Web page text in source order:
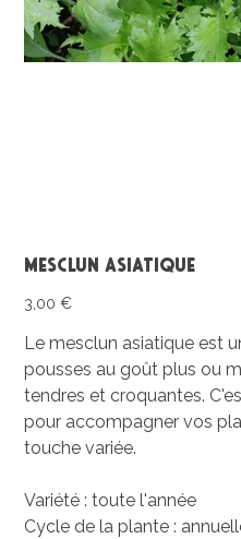
Mesclun asiatique
3,00 €
Le mesclun asiatique est
pousses au goût plus ou
tendres et croquantes.
pour accompagner vos
touche variée.
Variété : toute l'année
Cycle de la plante :